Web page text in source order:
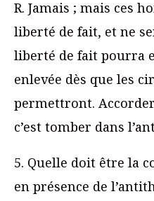
R. Jamais ; mais ces
liberté de fait, et ne
liberté de fait pourra
enlevée dès que les
permettront.
c’est tomber dans
5. Quelle doit être la
en présence de